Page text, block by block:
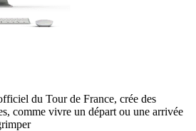
du Tour de France, crée des
comme vivre un départ ou une arrivée